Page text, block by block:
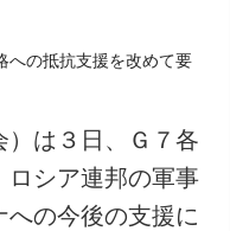
コンタクト
）は３日、Ｇ７各
ロシア連邦の軍事
の今後の支援に